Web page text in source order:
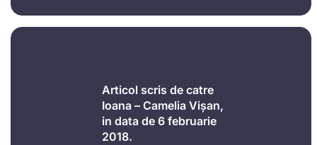
Articol scris de catre
Ioana – Camelia Vișan,
in data de 6 februarie
2018.